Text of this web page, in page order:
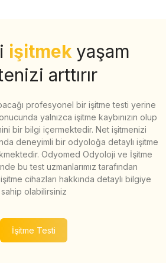
işitmek yaşam
arttırır
profesyonel bir işitme testi yerine
yalnızca işitme kaybınızın olup
bir bilgi içermektedir. Net işitmenizi
deneyimli bir odyoloğa detaylı işitme
Odyomed Odyoloji ve İşitme
bu test uzmanlarımız tarafından
cihazları hakkında detaylı bilgiye
sahip olabilirsiniz
İşitme Testi